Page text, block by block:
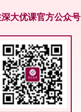
大优课官方公众号